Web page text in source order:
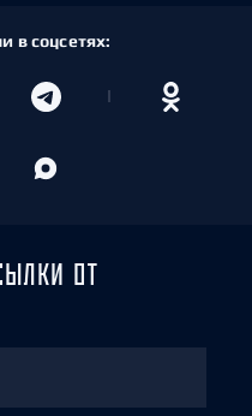
в соцсетях:
ОТ